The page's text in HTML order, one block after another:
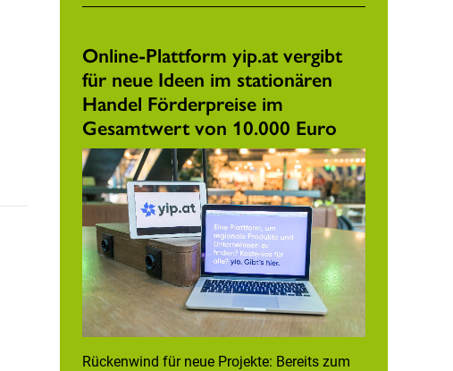
Online-Plattform yip.at vergibt
für neue Ideen im stationären
Handel Förderpreise im
Gesamtwert von 10.000 Euro
Rückenwind für neue Projekte: Bereits zum